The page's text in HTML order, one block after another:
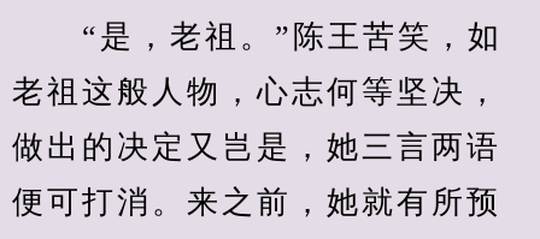
“是，老祖。”陈王苦笑，如
老祖这般人物，心志何等坚决，
做出的决定又岂是，她三言两语
便可打消。来之前，她就有所预